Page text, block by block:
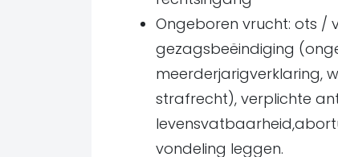
Ongeboren vrucht: ots /
gezagsbeëindiging
meerderjarigverklaring,
strafrecht), verplichte
vondeling leggen.